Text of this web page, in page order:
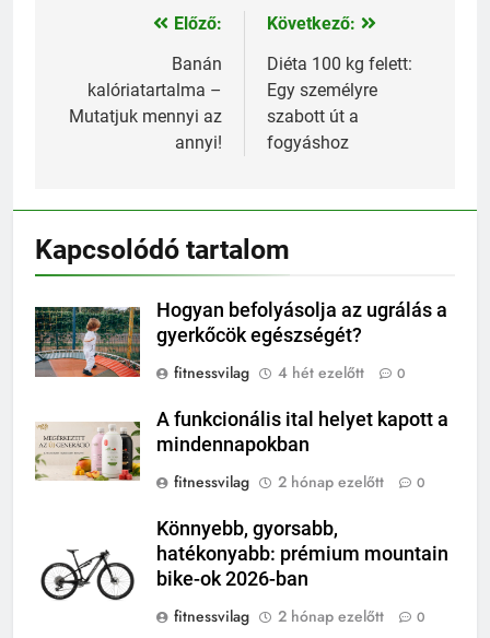
BejegyzésElőző:
Banán
kalóriatartalma –
Mutatjuk mennyi az
annyi!
Következő:
Diéta 100 kg felett:
Egy személyre
szabott út a
fogyáshoz
Kapcsolódó tartalom
Hogyan befolyásolja az ugrálás a
gyerkőcök egészségét?
fitnessvilag
4 hét ezelőtt 0
A funkcionális ital helyet kapott a
mindennapokban
fitnessvilag
2 hónap ezelőtt 0
Könnyebb, gyorsabb,
hatékonyabb: prémium mountain
bike-ok 2026-ban
fitnessvilag
2 hónap ezelőtt 0